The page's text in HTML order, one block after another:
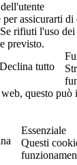
assicurarti di
rifiuti l'uso
previsto.
Declina tutto
questo
Essenziale
Questi